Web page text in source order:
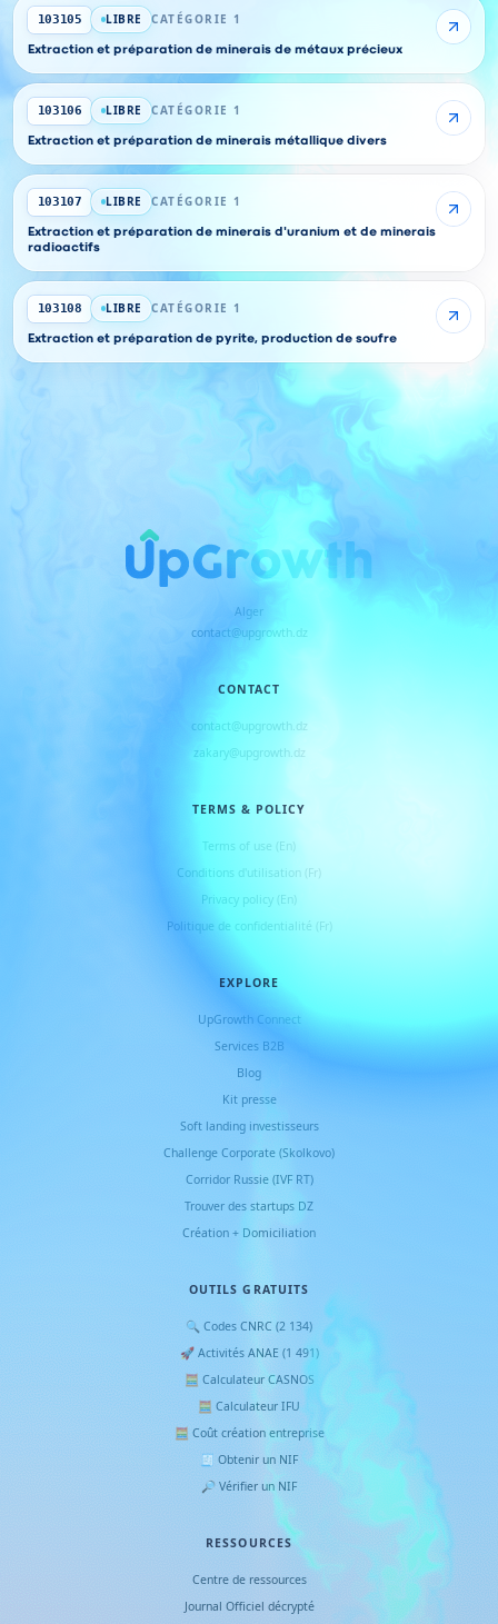
103105 LIBRE CATÉGORIE 1
Extraction et préparation de minerais de métaux précieux
103106 LIBRE CATÉGORIE 1
Extraction et préparation de minerais métallique divers
103107 LIBRE CATÉGORIE 1
Extraction et préparation de minerais d'uranium et de minerais
radioactifs
103108 LIBRE CATÉGORIE 1
Extraction et préparation de pyrite, production de soufre
Alger
contact@upgrowth.dz
CONTACT
contact@upgrowth.dz
zakary@upgrowth.dz
TERMS & POLICY
Terms of use (En)
Conditions d utilisation (Fr)
Privacy policy (En)
Politique de confidentialité (Fr)
EXPLORE
UpGrowth Connect
Services B2B
Blog
Kit presse
Soft landing investisseurs
Challenge Corporate (Skolkovo)
Corridor Russie (IVF RT)
Trouver des startups DZ
Création + Domiciliation
OUTILS GRATUITS
🔍 Codes CNRC (2 134)
🚀 Activités ANAE (1 491)
🧮 Calculateur CASNOS
🧮 Calculateur IFU
🧮 Coût création entreprise
🧾 Obtenir un NIF
🔎 Vérifier un NIF
RESSOURCES
Centre de ressources
Journal Officiel décrypté